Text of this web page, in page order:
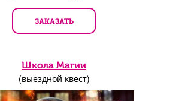
ЗАКАЗАТЬ
Школа Магии
(выездной квест)